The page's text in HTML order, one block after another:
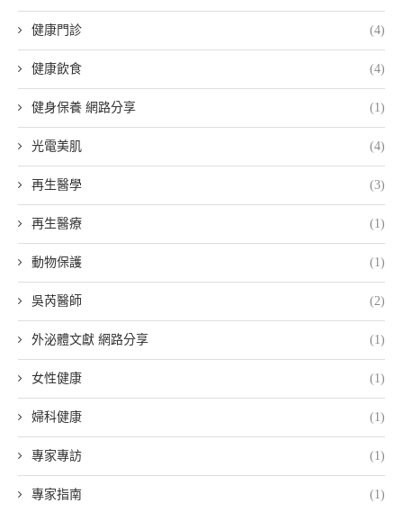
健康門診 (4)
健康飲食 (4)
健身保養 網路分享 (1)
光電美肌 (4)
再生醫學 (3)
再生醫療 (1)
動物保護 (1)
吳芮醫師 (2)
外泌體文獻 網路分享 (1)
女性健康 (1)
婦科健康 (1)
專家專訪 (1)
專家指南 (1)